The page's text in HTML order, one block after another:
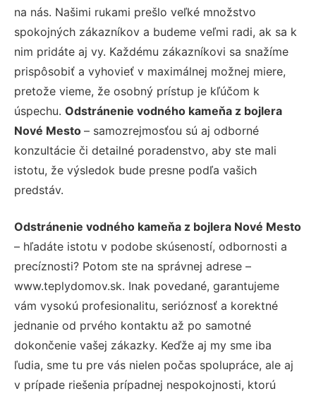
na nás. Našimi rukami prešlo veľké množstvo
spokojných zákazníkov a budeme veľmi radi, ak sa k
nim pridáte aj vy. Každému zákazníkovi sa snažíme
prispôsobiť a vyhovieť v maximálnej možnej miere,
pretože vieme, že osobný prístup je kľúčom k
úspechu. Odstránenie vodného kameňa z bojlera
Nové Mesto – samozrejmosťou sú aj odborné
konzultácie či detailné poradenstvo, aby ste mali
istotu, že výsledok bude presne podľa vašich
predstáv.
Odstránenie vodného kameňa z bojlera Nové Mesto
– hľadáte istotu v podobe skúseností, odbornosti a
precíznosti? Potom ste na správnej adrese –
www.teplydomov.sk. Inak povedané, garantujeme
vám vysokú profesionalitu, serióznosť a korektné
jednanie od prvého kontaktu až po samotné
dokončenie vašej zákazky. Keďže aj my sme iba
ľudia, sme tu pre vás nielen počas spolupráce, ale aj
v prípade riešenia prípadnej nespokojnosti, ktorú